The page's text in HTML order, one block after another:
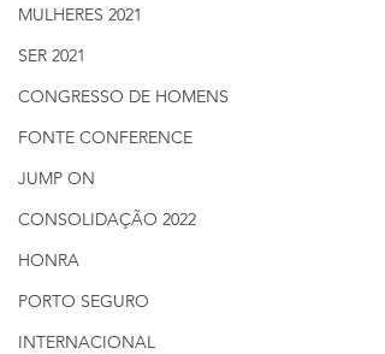
MULHERES 2021
SER 2021
CONGRESSO DE HOMENS
FONTE CONFERENCE
JUMP ON
CONSOLIDAÇÃO 2022
HONRA
PORTO SEGURO
INTERNACIONAL